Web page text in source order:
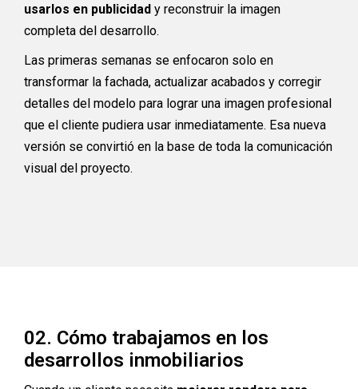
usarlos en publicidad y reconstruir la imagen
completa del desarrollo.
Las primeras semanas se enfocaron solo en
transformar la fachada, actualizar acabados y corregir
detalles del modelo para lograr una imagen profesional
que el cliente pudiera usar inmediatamente. Esa nueva
versión se convirtió en la base de toda la comunicación
visual del proyecto.
02. Cómo trabajamos en los
desarrollos inmobiliarios